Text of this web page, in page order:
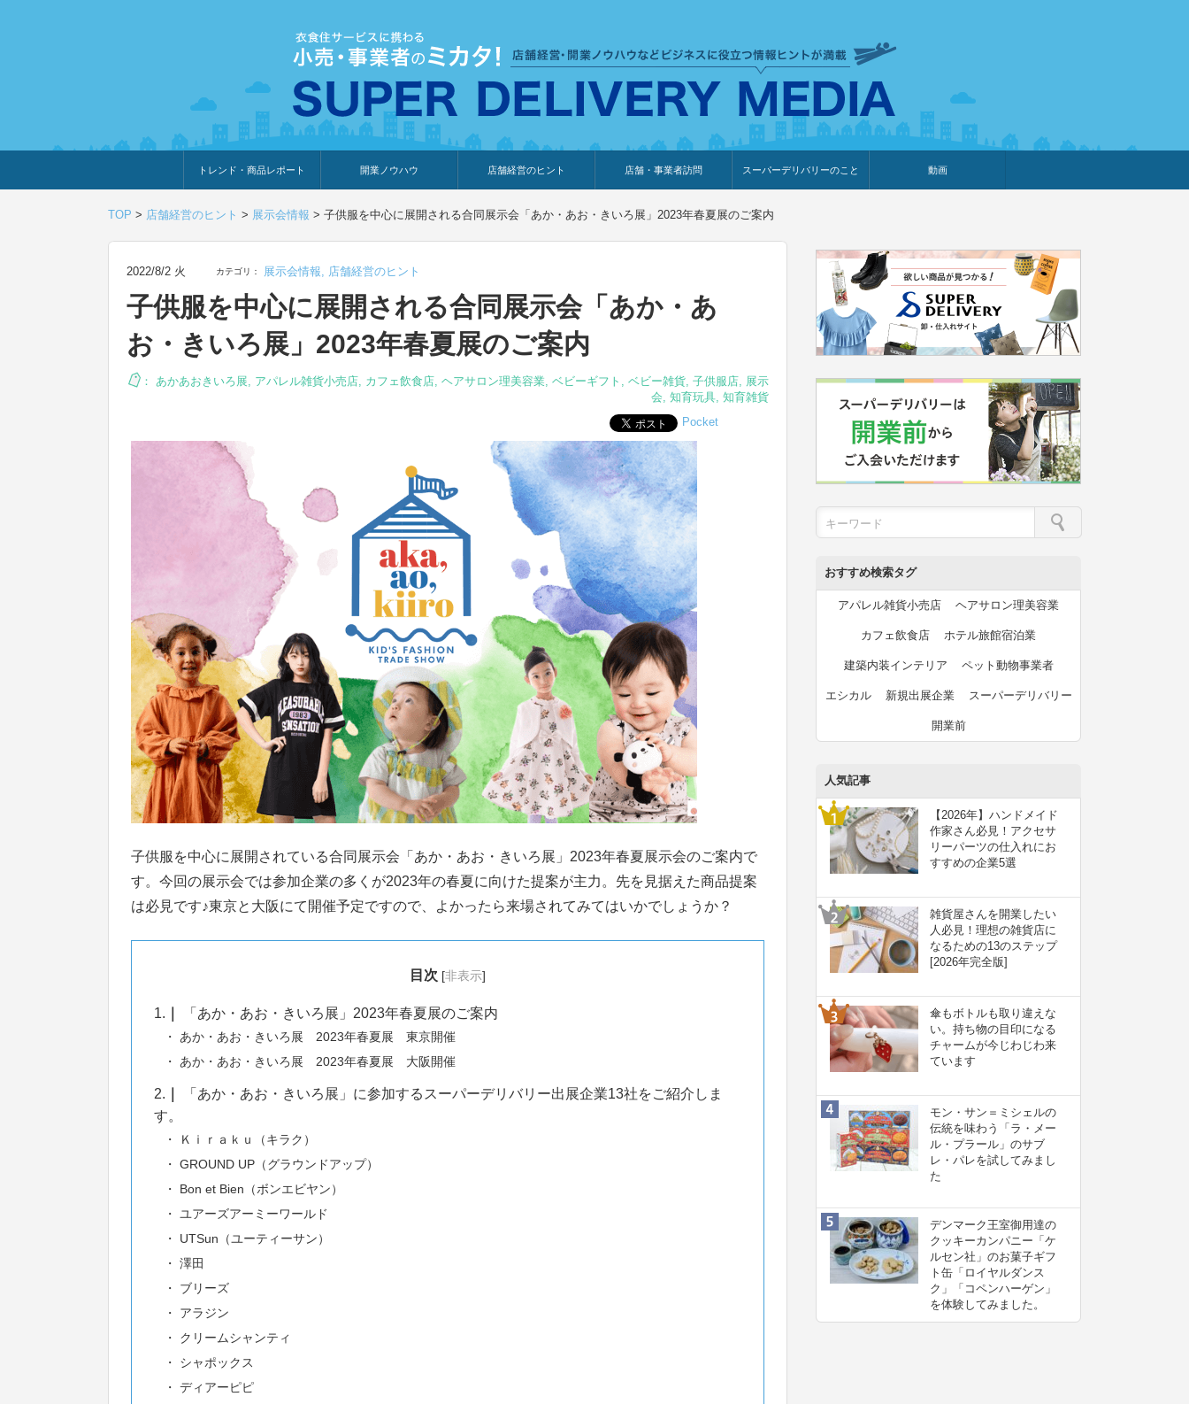
トレンド・商品レポート
トレンド・特集
人気ランキング
出展企業のおすすめ
商品体験・レビュー
暮らしの提案
開業ノウハウ
開業までの道のり
開業知識・情報
店舗経営のヒント
ウェブ集客・販売促進
仕入れ
展示会情報
接客・販売
知識情報
販促カレンダー
集客・販売促進
店舗・事業者訪問
アパレル店
カフェ・飲食店
ペットサロン
メーカー
他の業種
美容サロン
観光・ホテル旅館宿泊業
雑貨店
食料品店
スーパーデリバリーのこと
SD export
お知らせ
イベント・プレゼント企画
セミナー・調査レポート
体験型イベント・動画告知
外部メディア掲載
新規出展メーカー
動画
TOP > 店舗経営のヒント > 展示会情報 > 子供服を中心に展開される合同展示会「あか・あお・きいろ展」2023年春夏展のご案内
2022/8/2 火 カテゴリ： 展示会情報, 店舗経営のヒント
子供服を中心に展開される合同展示会「あか・あ
お・きいろ展」2023年春夏展のご案内
： あかあおきいろ展, アパレル雑貨小売店, カフェ飲食店, ヘアサロン理美容業, ベビーギフト , ベビー雑貨, 子供服店, 展示
会, 知育玩具, 知育雑貨
Pocket
子供服を中心に展開されている合同展示会「あか・あお・きいろ展」2023年春夏展示会のご案内で
す。今回の展示会では参加企業の多くが2023年の春夏に向けた提案が主力。先を見据えた商品提案
は必見です♪東京と大阪にて開催予定ですので、よかったら来場されてみてはいかでしょうか？
目次 [非表示]
1. 「あか・あお・きいろ展」2023年春夏展のご案内
あか・あお・きいろ展 2023年春夏展 東京開催
あか・あお・きいろ展 2023年春夏展 大阪開催
2.
「あか・あお・きいろ展」に参加するスーパーデリバリー出展企業13社をご紹介しま
す。
Ｋｉｒａｋｕ（キラク）
GROUND UP（グラウンドアップ）
Bon et Bien（ボンエビヤン）
ユアーズアーミーワールド
UTSun（ユーティーサン）
澤田
ブリーズ
アラジン
クリームシャンティ
シャポックス
ディアーピピ
おすすめ検索タグ
アパレル雑貨小売店 ヘアサロン理美容業
カフェ飲食店 ホテル旅館宿泊業
建築内装インテリア ペット動物事業者
エシカル 新規出展企業 スーパーデリバリー
開業前
人気記事
【2026年】ハンドメイド
作家さん必見！アクセサ
リーパーツの仕入れにお
すすめの企業5選
雑貨屋さんを開業したい
人必見！理想の雑貨店に
なるための13のステップ
[2026年完全版]
傘もボトルも取り違えな
い。持ち物の目印になる
チャームが今じわじわ来
ています
モン・サン＝ミシェルの
伝統を味わう「ラ・メー
ル・プラール」のサブ
レ・パレを試してみまし
た
デンマーク王室御用達の
クッキーカンパニー「ケ
ルセン社」のお菓子ギフ
ト缶「ロイヤルダンス
ク」「コペンハーゲン」
を体験してみました。